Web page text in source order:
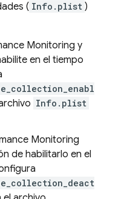
( Info.plist )
Monitoring y
en el tiempo
Info.plist
Monitoring
de habilitarlo en el